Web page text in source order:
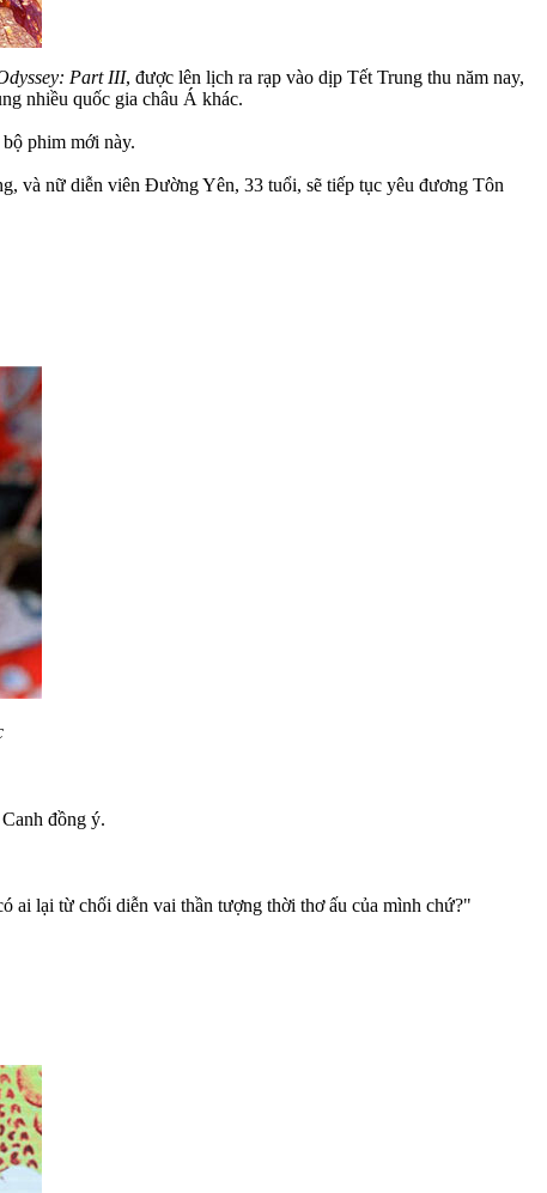
Part III, được lên lịch ra rạp vào dịp Tết Trung thu năm nay,
nhiều quốc gia châu Á khác.
phim mới này.
và nữ diễn viên Đường Yên, 33 tuổi, sẽ tiếp tục yêu đương Tôn
đồng ý.
ai lại từ chối diễn vai thần tượng thời thơ ấu của mình chứ?"